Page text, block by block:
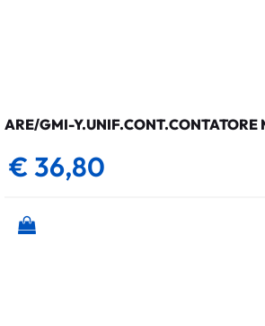
ARE/GMI-Y.UNIF.CONT.CONTATORE
€ 36,80
Quantità